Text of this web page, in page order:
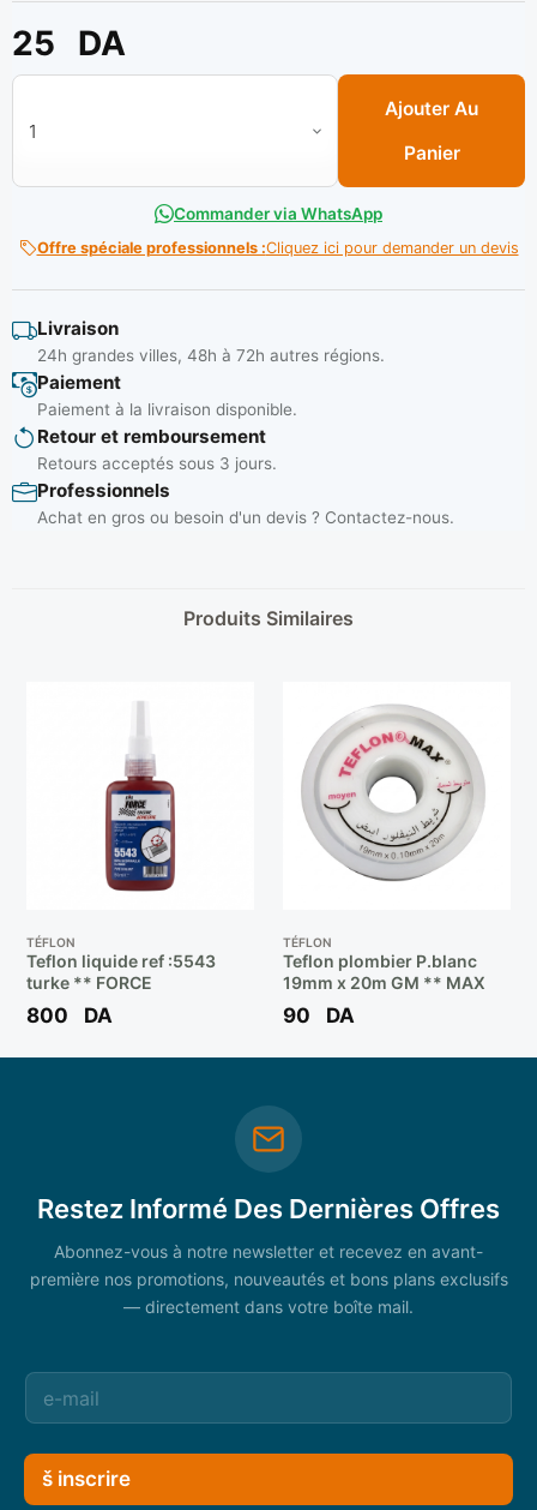
25 DA
quantité de Teflon plombier P.blanc 12mm x 8m PM ** MAX
Ajouter Au
Panier
Commander via WhatsApp
Offre spéciale professionnels :Cliquez ici pour demander un devis
Livraison
24h grandes villes, 48h à 72h autres régions.
Paiement
Paiement à la livraison disponible.
Retour et remboursement
Retours acceptés sous 3 jours.
Professionnels
Achat en gros ou besoin d'un devis ? Contactez-nous.
Produits Similaires
TÉFLON
Teflon liquide ref :5543
turke ** FORCE
800 DA
TÉFLON
Teflon plombier P.blanc
19mm x 20m GM ** MAX
90 DA
Restez Informé Des Dernières Offres
Abonnez-vous à notre newsletter et recevez en avant-
première nos promotions, nouveautés et bons plans exclusifs
— directement dans votre boîte mail.
š inscrire